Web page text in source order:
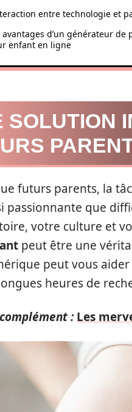
entre technologie et
avantages d’un générateur de
enfant en ligne
SOLUTION
futurs parents, la
passionnante que
votre culture et
peut être une
peut vous
heures de
: Les